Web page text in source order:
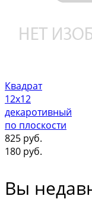
Квадрат
12х12
декаротивный
по плоскости
825 руб.
180 руб.
Вы